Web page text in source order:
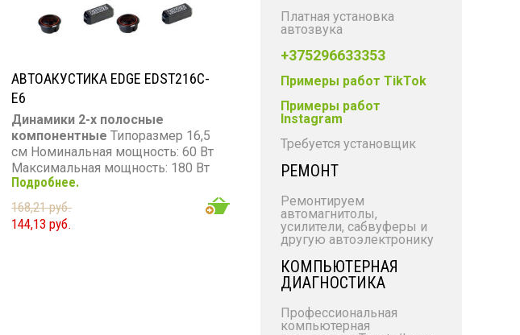
АВТОАКУСТИКА EDGE EDST216C-
E6
Динамики 2-х полосные
компонентные Типоразмер 16,5
см Номинальная мощность: 60 Вт
Максимальная мощность: 180 Вт
Диапазон частот: 65 - 20 000 Гц
Чувствительность: 86 дБ
Сопротивление: 4 Ом
Подробнее.
168,21 руб.
144,13 руб.
Платная установка
автозвука
+375296633353
Примеры работ TikTok
Примеры работ
Instagram
Требуется установщик
РЕМОНТ
Ремонтируем
автомагнитолы,
усилители, сабвуферы и
другую автоэлектронику
КОМПЬЮТЕРНАЯ
ДИАГНОСТИКА
Профессиональная
компьютерная